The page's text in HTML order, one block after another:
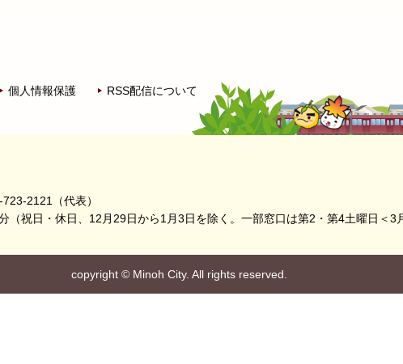
個人情報保護
RSS配信について
2121（代表）
（祝日・休日、12月29日から1月3日を除く。 一部窓口は第2・第4土曜日＜3
copyright ©Minoh City. All rights reserved.